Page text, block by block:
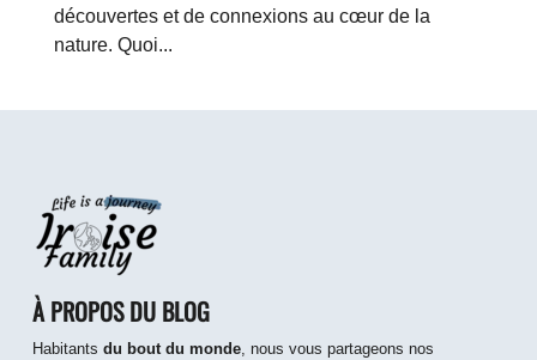
découvertes et de connexions au cœur de la
nature. Quoi...
À PROPOS DU BLOG
Habitants du bout du monde, nous vous partageons nos